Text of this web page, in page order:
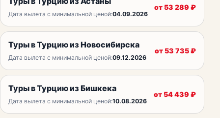
Дата вылета с минимальной ценой:04.09.2026
от53 289 ₽
Туры в Турцию из Новосибирска
Дата вылета с минимальной ценой:09.12.2026
от53 735₽
Туры в Турцию из Бишкека
Дата вылета с минимальной ценой:10.08.2026
от54 439 ₽